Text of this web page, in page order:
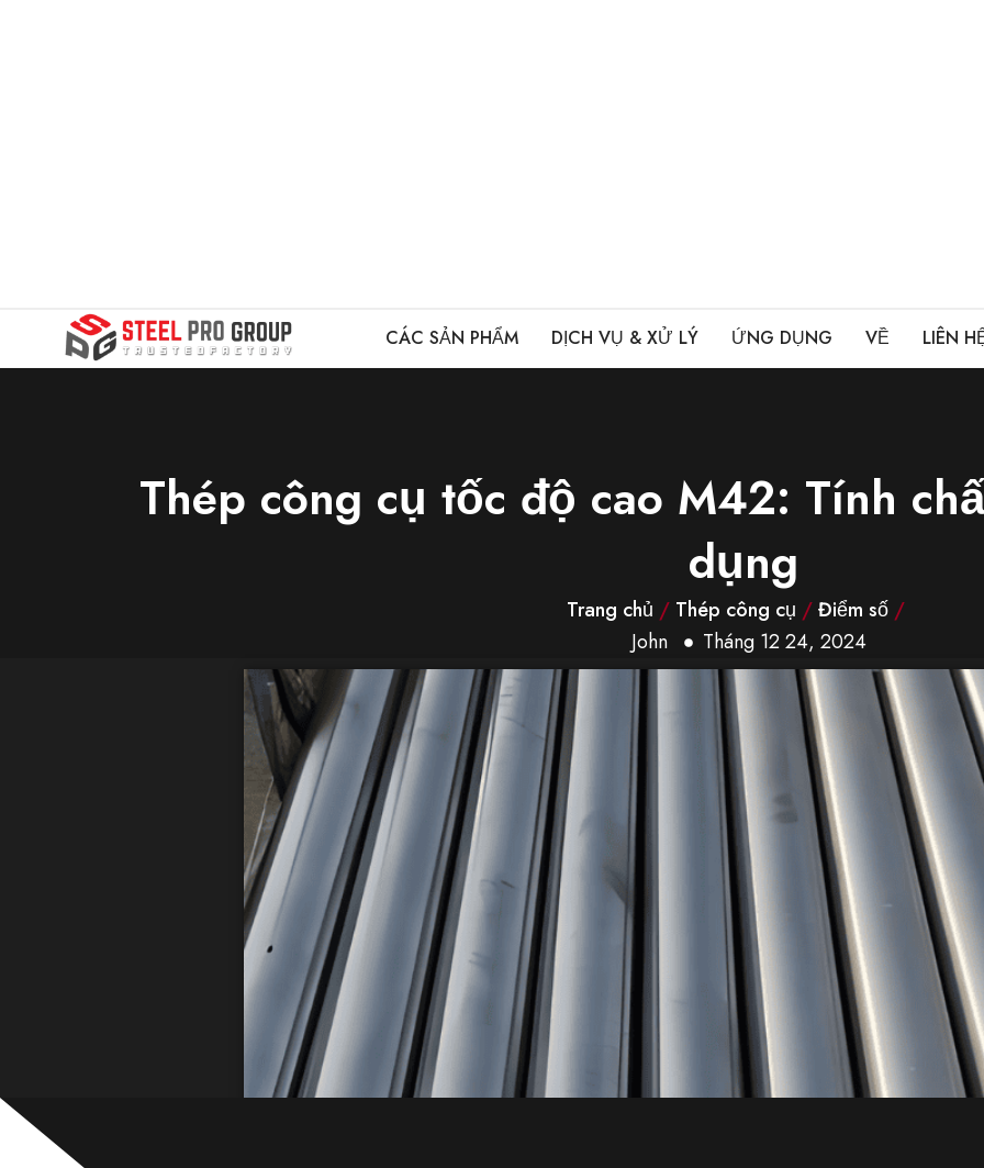
CÁC SẢN PHẨM DỊCH VỤ & XỬ LÝ ỨNG DỤNG VỀ LIÊN
Thép công cụ tốc độ cao M42: Tính
dụng
Trang chủ / Thép công cụ /Điểm số/
John
Tháng 12 24, 2024